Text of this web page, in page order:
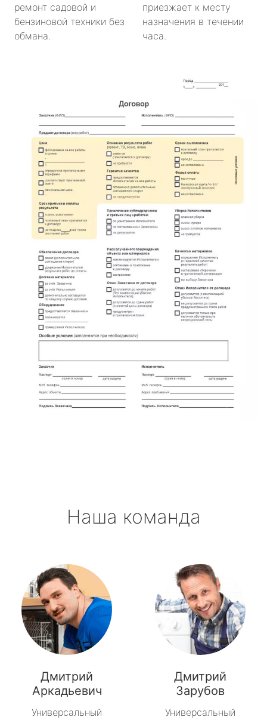
ремонт садовой и
бензиновой техники без
обмана.
приезжает к месту
назначения в течении
часа.
Наша команда
Дмитрий
Аркадьевич
Универсальный
Дмитрий
Зарубов
Универсальный